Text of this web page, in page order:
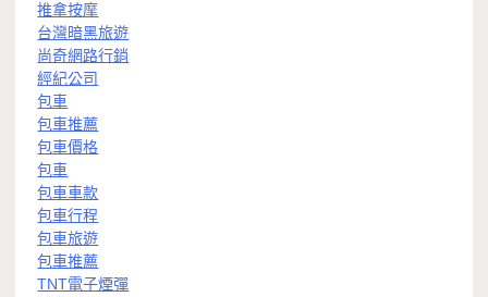
推拿按摩
台灣暗黑旅遊
尚奇網路行銷
經紀公司
包車
包車推薦
包車價格
包車
包車車款
包車行程
包車旅遊
包車推薦
TNT電子煙彈